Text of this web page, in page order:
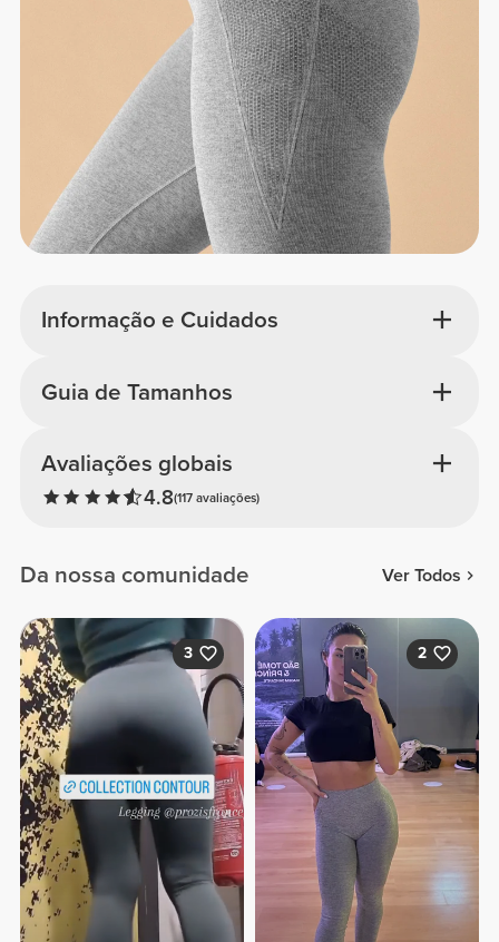
Informação e Cuidados
Avaliações globais
4.8(117 avaliações)
Guia de Tamanhos
Da nossa comunidade Ver Todos
3 2